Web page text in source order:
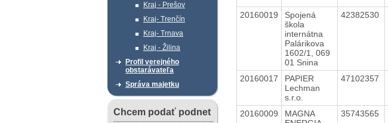
Kraj - Prešov
Kraj- Trenčín
Kraj- Trnava
Kraj - Žilina
Profil verejného
obstarávateľa
Správa majetku
Chcem podať podnet
20160019
Spojená
škola
internátna
Palárikova
1602/1, 069
01 Snina
42382530
20160017
PAPIER
Lechman
s.r.o.
47102357
20160009
MAGNA
35743565